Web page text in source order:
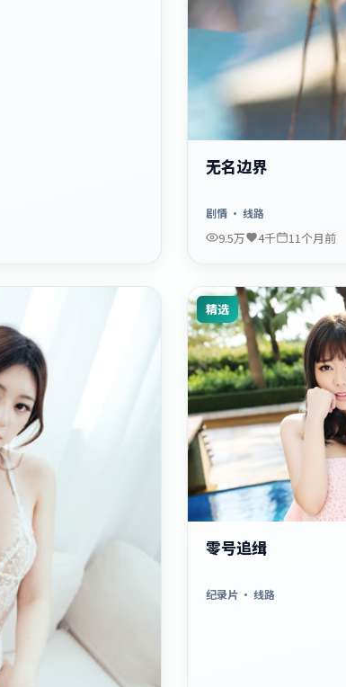
无名边界
剧情· 线路
9.5万 4千 11个月前
精选
零号追缉
纪录片· 线路